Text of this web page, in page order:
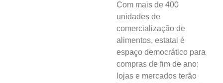
Com mais de 400
unidades de
comercialização de
alimentos, estatal é
espaço democrático para
compras de fim de ano;
lojas e mercados terão